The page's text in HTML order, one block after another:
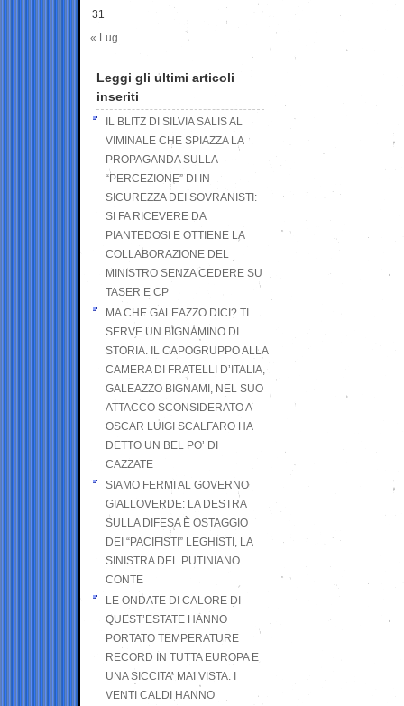
31
« Lug
Leggi gli ultimi articoli
inseriti
IL BLITZ DI SILVIA SALIS AL
VIMINALE CHE SPIAZZA LA
PROPAGANDA SULLA
“PERCEZIONE” DI IN-
SICUREZZA DEI SOVRANISTI:
SI FA RICEVERE DA
PIANTEDOSI E OTTIENE LA
COLLABORAZIONE DEL
MINISTRO SENZA CEDERE SU
TASER E CP
MA CHE GALEAZZO DICI? TI
SERVE UN BIGNAMINO DI
STORIA. IL CAPOGRUPPO ALLA
CAMERA DI FRATELLI D’ITALIA,
GALEAZZO BIGNAMI, NEL SUO
ATTACCO SCONSIDERATO A
OSCAR LUIGI SCALFARO HA
DETTO UN BEL PO’ DI
CAZZATE
SIAMO FERMI AL GOVERNO
GIALLOVERDE: LA DESTRA
SULLA DIFESA È OSTAGGIO
DEI “PACIFISTI” LEGHISTI, LA
SINISTRA DEL PUTINIANO
CONTE
LE ONDATE DI CALORE DI
QUEST’ESTATE HANNO
PORTATO TEMPERATURE
RECORD IN TUTTA EUROPA E
UNA SICCITA’ MAI VISTA. I
VENTI CALDI HANNO